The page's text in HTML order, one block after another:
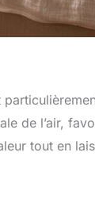
de l’air,
tout en